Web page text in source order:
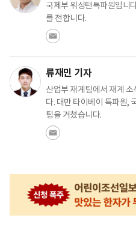
국제부 워싱턴특파원입니
를 전합니다.
류재민 기자
산업부 재계팀에서 재계
다. 대만 타이베이 특파원,
팀을 거쳤습니다.